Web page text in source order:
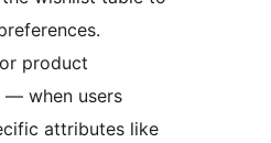
product
— when users
attributes like